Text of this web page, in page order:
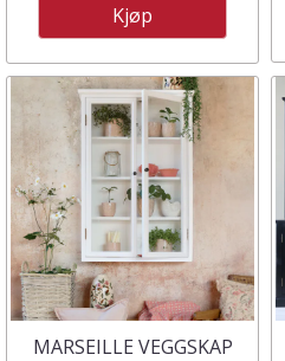
Kjøp
MARSEILLE VEGGSKAP